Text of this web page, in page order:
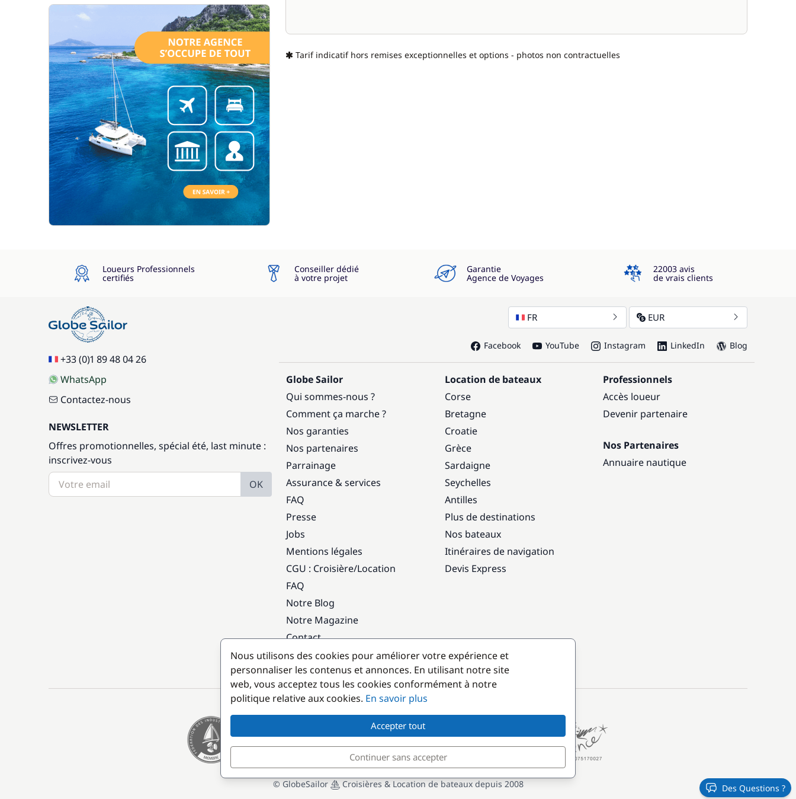
Tarif indicatif hors remises exceptionnelles et options - photos non contractuelles
Loueurs Professionnels
certifiés
Conseiller dédié
à votre projet
Garantie
Agence de Voyages
4.3
22003 avis
de vrais clients
+33 (0)1 89 48 04 26
WhatsApp
Contactez-nous
NEWSLETTER
Offres promotionnelles, spécial été, last minute :
inscrivez-vous
OK
FR EUR
Facebook YouTube Instagram LinkedIn Blog
Globe Sailor
Qui sommes-nous ?
Comment ça marche ?
Nos garanties
Nos partenaires
Parrainage
Assurance & services
FAQ
Presse
Jobs
Mentions légales
CGU : Croisière/Location
FAQ
Notre Blog
Notre Magazine
Contact
Location de bateaux
Corse
Bretagne
Croatie
Grèce
Sardaigne
Seychelles
Antilles
Plus de destinations
Nos bateaux
Itinéraires de navigation
Devis Express
Professionnels
Accès loueur
Devenir partenaire
Nos Partenaires
Annuaire nautique
Destinations populaires
© GlobeSailor Croisières & Location de bateaux depuis 2008 Des Questions ?
Nous utilisons des cookies pour améliorer votre expérience et
personnaliser les contenus et annonces. En utilisant notre site
web, vous acceptez tous les cookies conformément à notre
politique relative aux cookies. En savoir plus
Accepter tout
Continuer sans accepter